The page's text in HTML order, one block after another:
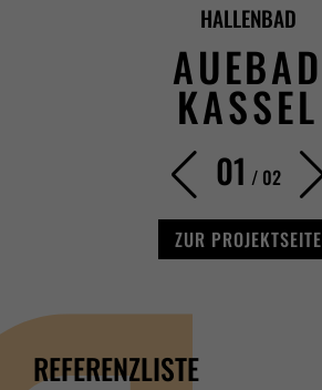
HALLENBAD
AUEBAD
KASSEL
01 / 02
ZUR PROJEKTSEITE
REFERENZLISTE